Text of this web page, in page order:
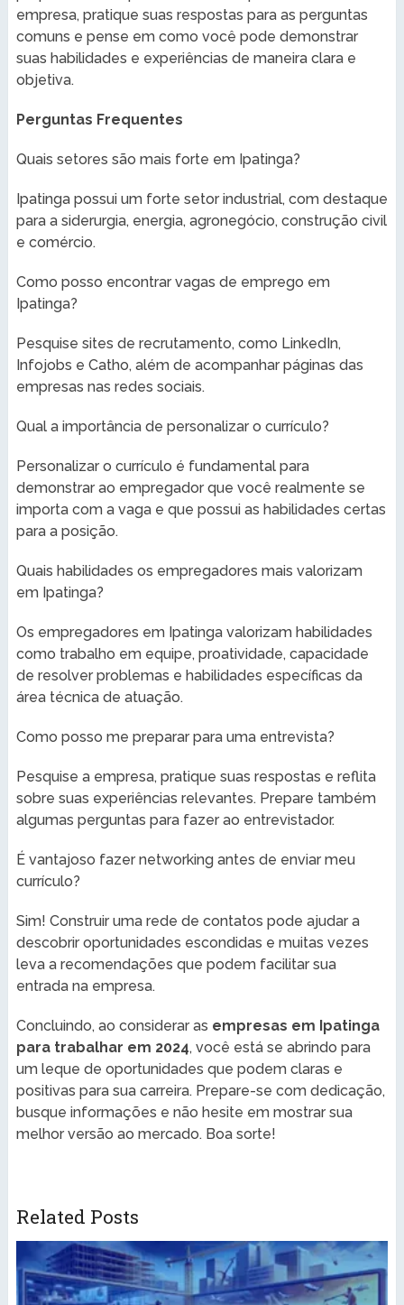
empresa, pratique suas respostas para as perguntas
comuns e pense em como você pode demonstrar
suas habilidades e experiências de maneira clara e
objetiva.
Perguntas Frequentes
Quais setores são mais forte em Ipatinga?
Ipatinga possui um forte setor industrial, com destaque
para a siderurgia, energia, agronegócio, construção civil
e comércio.
Como posso encontrar vagas de emprego em
Ipatinga?
Pesquise sites de recrutamento, como LinkedIn,
Infojobs e Catho, além de acompanhar páginas das
empresas nas redes sociais.
Qual a importância de personalizar o currículo?
Personalizar o currículo é fundamental para
demonstrar ao empregador que você realmente se
importa com a vaga e que possui as habilidades certas
para a posição.
Quais habilidades os empregadores mais valorizam
em Ipatinga?
Os empregadores em Ipatinga valorizam habilidades
como trabalho em equipe, proatividade, capacidade
de resolver problemas e habilidades específicas da
área técnica de atuação.
Como posso me preparar para uma entrevista?
Pesquise a empresa, pratique suas respostas e reflita
sobre suas experiências relevantes. Prepare também
algumas perguntas para fazer ao entrevistador.
É vantajoso fazer networking antes de enviar meu
currículo?
Sim! Construir uma rede de contatos pode ajudar a
descobrir oportunidades escondidas e muitas vezes
leva a recomendações que podem facilitar sua
entrada na empresa.
Concluindo, ao considerar as empresas em Ipatinga
para trabalhar em 2024, você está se abrindo para
um leque de oportunidades que podem claras e
positivas para sua carreira. Prepare-se com dedicação,
busque informações e não hesite em mostrar sua
melhor versão ao mercado. Boa sorte!
Related Posts